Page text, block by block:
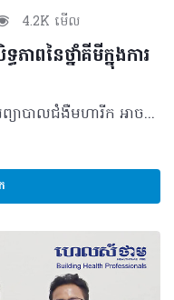
4.2K មើល
ពនៃថ្នាំគីមីក្នុងការ
ការកំណត់ពីប្រសិទ្ធភាពនៃថ្នាំគីមីក្នុងការព្យាបាលជំងឺមហារីក អាចនឹងត្រូវវាស់វែងបានតាមរយៈឧបករណ៍ថ្មីមួយ នេះបើយោងតាមការសិក្សាស្រាវជ្រាវពី Journal Microsystems & Nanoengineering។ ឧបករណ៍នេះត្រូវបានបង្កើតឡើងជាមួយភាពជាក់លាក់ដល់ទៅ ៩៥.៩% ក្នុងការរាប់កោសិកាមហារីកនៅរាល់ពេលឆ្លងកាត់ជាមួយអេឡិចត្រូត។ ប្រធានផ្នែកនិពន្ធ លោក Mehdi Javanmard ដែលមានតួនាទីជាសាស្រ្តាចារ្យជំនួយប្រចាំ Department of Electrical and Computer Engineering នៅឯ Ruters University-New Brunswick បានឲ្យដឹងថា “ពួកយើងបានបង្កើតឧបករណ៍នេះឡើង ដែលអាចសន្និដ្ឋានបានថាតើអ្នកជំងឺអាចឆ្លើយតបជាវិជ្ជមានទៅលើវិធីសាស្រ្តព្យាបាលជំងឺមហារីក ឬយ៉ាងណា”។ បន្ថែមពីនោះបច្ចេកវិទ្យានេះជាការបញ្ចូលគ្នានៃ Artificial intelligence និង Biosensors ព្រមទាំងរួមផ្សំទៅដោយបរិមាណតិចតួចនៃសារធាតុរាវដែលមានសមត្ថភាពចាប់បានពីភាពប្រែប្រួល ឬភាពស៊ាំរបស់កោសិកាមហារីកអំឡុងពេលព្យាបាលដោយថ្នាំគីមី។ ក្រុមការងារ Ruters បានធ្វើតេស្តជាដំបូងតាមរយៈការប្រើប្រាស់សំណាកកោសិកាមហារីកដែលបានព្យាបាលជាមួយកំហាប់ថ្នាំផ្សេងៗគ្នា។ ជាលទ្ធផលឧបករណ៍នេះអាចចាប់បានកោសិកាមហារីកដែលនៅរស់ ដោយមើលទៅលើភាពប្រែប្រួលនៃចរន្តអេឡិចត្រូតរាល់ពេលឆ្លងកាត់ប្រហោងដ៏តូចនៃសារធាតុរាវ។ ចំណែកជំហានបន្ទាប់ ការធ្វើតេស្តនឹងធ្វើឡើងទៅលើសំណាកដុំមហារីករបស់អ្នកជំងឺផ្ទាល់ ដើម្បីកំណត់ពីប្រសិទ្ធភាពនៃថ្នាំព្យាបាលណាមួយមុនពេលអ្នកជំងឺអាចចាប់ផ្ដើមទទួលបានការព្យាបាល។ ជាមួយលទ្ធផលយ៉ាងឆាប់រហ័សនៃបច្ចេកវិទ្យាថ្មីនេះនឹងអាចបង្កើនអន្តរាគមន៍បន្ថែមសម្រាប់អ្នកជំងឺមហារីក ក៏ដូចជាគ្រប់គ្រងនិងកំណត់ស្ថានភាពជំងឺឲ្យបានកាន់តែប្រសើរឡើង។ ប្រភពយោង៖ https://www.sciencedaily.com/releases/2019/07/190716150007.htm អត្ថបទ៖ ដកស្រង់ចេញពីទស្សនាវដ្ដី ហេលស៍ថាម ប្រូ លេខ ៨២ 2019 រក្សាសិទ្ធិគ្រប់យ៉ាង​ដោយ Healthtime Corporation ចំពោះគ្រប់អត្ថបទដោយគ្មានផ្នែកណាមួយត្រូវបោះពុម្ពផ្សាយចូលប្រព័ន្ធអុីនធឺណែតឧបករណ៍អេឡិចត្រូនិកអាត់ជាសំឡេងឬថតចំលងគ្រប់រូបភាពដោយគ្មានការអនុញ្ញាតឡើយ